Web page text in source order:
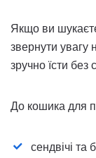
Якщо ви
звернути увагу
зручно їсти без
До кошика для
сендвічі та